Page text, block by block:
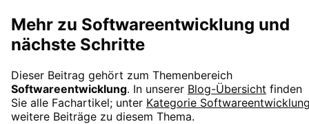
Mehr zu Softwareentwicklung und
nächste Schritte
Dieser Beitrag gehört zum Themenbereich
Softwareentwicklung. In unserer Blog-Übersicht finden
Sie alle Fachartikel; unter Kategorie
weitere Beiträge zu diesem Thema.